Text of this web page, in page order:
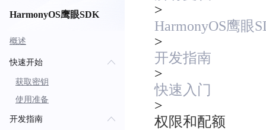
HarmonyOS鹰眼SDK
概述
快速开始
获取密钥
使用准备
开发指南
>
HarmonyOS鹰眼
>
开发指南
>
快速入门
>
权限和配额